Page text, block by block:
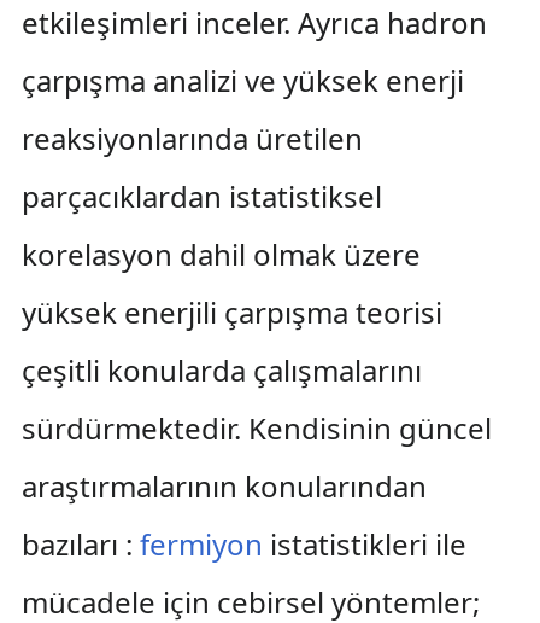
etkileşimleri inceler. Ayrıca hadron
çarpışma analizi ve yüksek enerji
reaksiyonlarında üretilen
parçacıklardan istatistiksel
korelasyon dahil olmak üzere
yüksek enerjili çarpışma teorisi
çeşitli konularda çalışmalarını
sürdürmektedir. Kendisinin güncel
araştırmalarının konularından
bazıları : fermiyon istatistikleri ile
mücadele için cebirsel yöntemler;